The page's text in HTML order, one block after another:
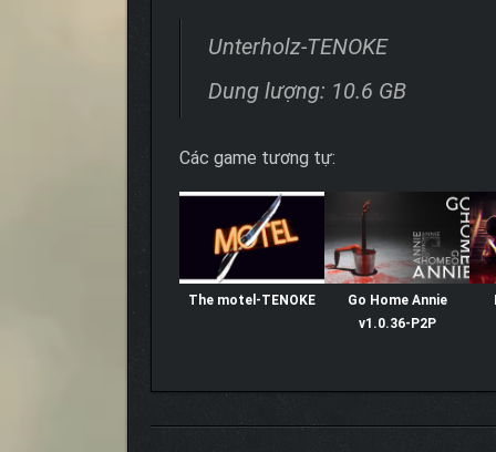
Unterholz-TENOKE
Dung lượng: 10.6 GB
Các game tương tự:
The motel-TENOKE
Go Home Annie
v1.0.36-P2P